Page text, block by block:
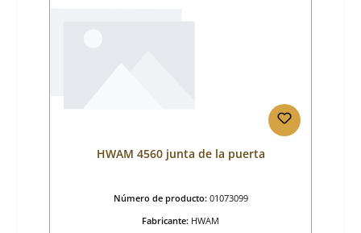
HWAM 4560 junta de la puerta
Número de producto: 01073099
Fabricante: HWAM